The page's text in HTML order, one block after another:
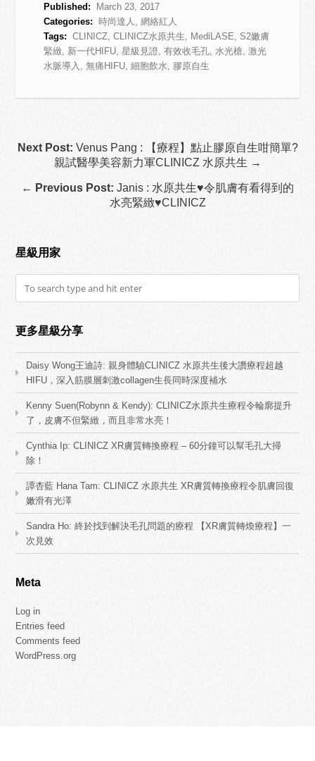
Published:
March 23, 2017
Categories:
時尚達人 ,網絡紅人
Tags:
CLINICZ ,CLINICZ水原共生 MediLASE
S2嫩膚
緊緻
新一代HIFU ,星級見證 ,有效收毛孔 水光槍 ,激光
水脈導入
,無痛HIFU ,細胞飲水 膠原自生
Next Post: Venus Pang : 【療程】點止膠原自生咁簡單?
親試醫學美容新力軍CLINICZ 水原共生 →
← Previous Post: Janis : 水原共生♥令肌膚有看得到的
水亮緊緻♥CLINICZ
星級用家
更多星級分享
Daisy Wong王迪詩: 親身體驗CLINICZ 水原共生後大讚療程超越
HIFU，深入筋膜層刺激collagen生長同時深度補水
Kenny Suen(Robynn & Kendy): CLINICZ水原共生療程令輪廓提升
了，皮膚不但緊緻，而且非常水亮！
Cynthia Ip: CLINICZ XR膚質轉換療程 – 60分鐘可以幫毛孔大掃
除！
譚杏藍 Hana Tam: CLINICZ 水原共生 XR膚質轉換療程令肌膚回復
嫩滑有光澤
Sandra Ho: 終於找到解決毛孔問題的療程 【XR膚質轉煥療程】一
次見效
Meta
Log in
Entries feed
Comments feed
WordPress.org